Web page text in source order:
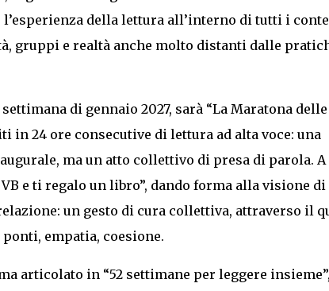
della lettura all’interno di tutti i
gruppi e realtà anche molto distanti dalle
di gennaio 2027, sarà “La Maratona delle
in 24 ore consecutive di lettura ad alta voce: una
ma un atto collettivo di presa di parola. A
e ti regalo un libro”, dando forma alla visione di
un gesto di cura collettiva, attraverso il
empatia, coesione.
articolato in “52 settimane per leggere